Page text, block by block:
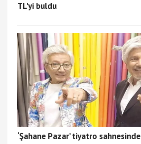
TL'yi buldu
‘Şahane Pazar’ tiyatro sahnesinde